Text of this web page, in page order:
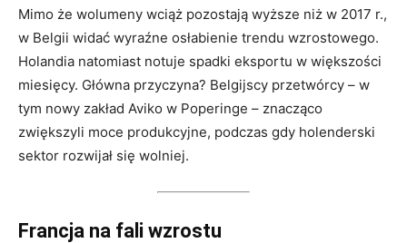
Mimo że wolumeny wciąż pozostają wyższe niż w 2017 r.,
w Belgii widać wyraźne osłabienie trendu wzrostowego.
Holandia natomiast notuje spadki eksportu w większości
miesięcy. Główna przyczyna? Belgijscy przetwórcy – w
tym nowy zakład Aviko w Poperinge – znacząco
zwiększyli moce produkcyjne, podczas gdy holenderski
sektor rozwijał się wolniej.
Francja na fali wzrostu